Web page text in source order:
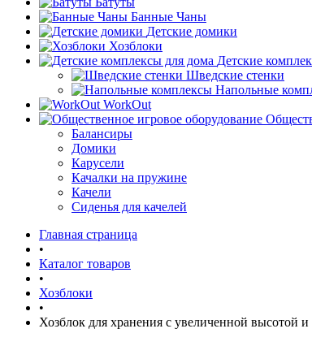
Банные Чаны
Детские домики
Хозблоки
Детские
Шведские стенки
Напольные
WorkOut
Балансиры
Домики
Карусели
Качалки на пружине
Качели
Сиденья для качелей
Главная страница
•
Каталог товаров
•
Хозблоки
•
Хозблок для хранения с увеличенной высотой